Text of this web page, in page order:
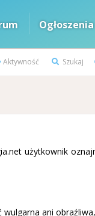
Ogłoszenia
Aktywność Szukaj
użytkownik
ani